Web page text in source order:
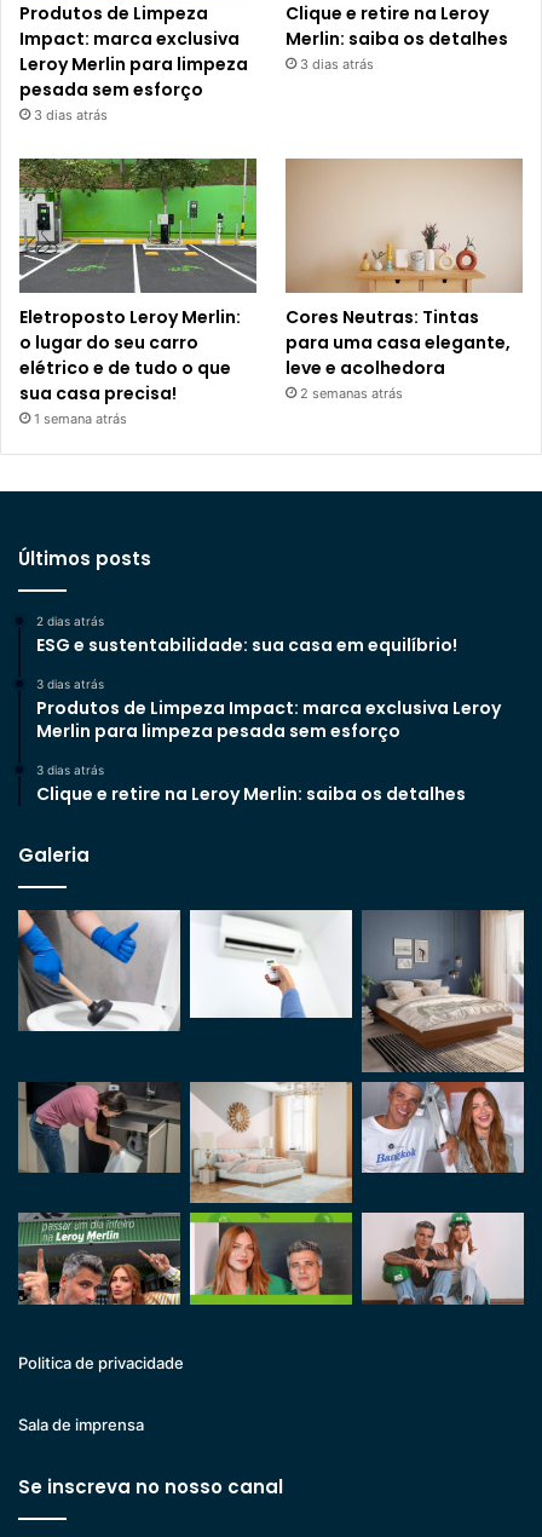
Produtos de Limpeza
Impact: marca exclusiva
Leroy Merlin para limpeza
pesada sem esforço
3 dias atrás
Clique e retire na Leroy
Merlin: saiba os detalhes
3 dias atrás
Eletroposto Leroy Merlin:
o lugar do seu carro
elétrico e de tudo o que
sua casa precisa!
1 semana atrás
Cores Neutras: Tintas
para uma casa elegante,
leve e acolhedora
2 semanas atrás
Últimos posts
2 dias atrás
ESG e sustentabilidade: sua casa em equilíbrio!
3 dias atrás
Produtos de Limpeza Impact: marca exclusiva Leroy
Merlin para limpeza pesada sem esforço
3 dias atrás
Clique e retire na Leroy Merlin: saiba os detalhes
Galeria
Politica de privacidade
Sala de imprensa
Se inscreva no nosso canal